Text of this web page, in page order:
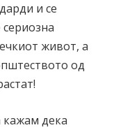
и се
живот, а
од
дека